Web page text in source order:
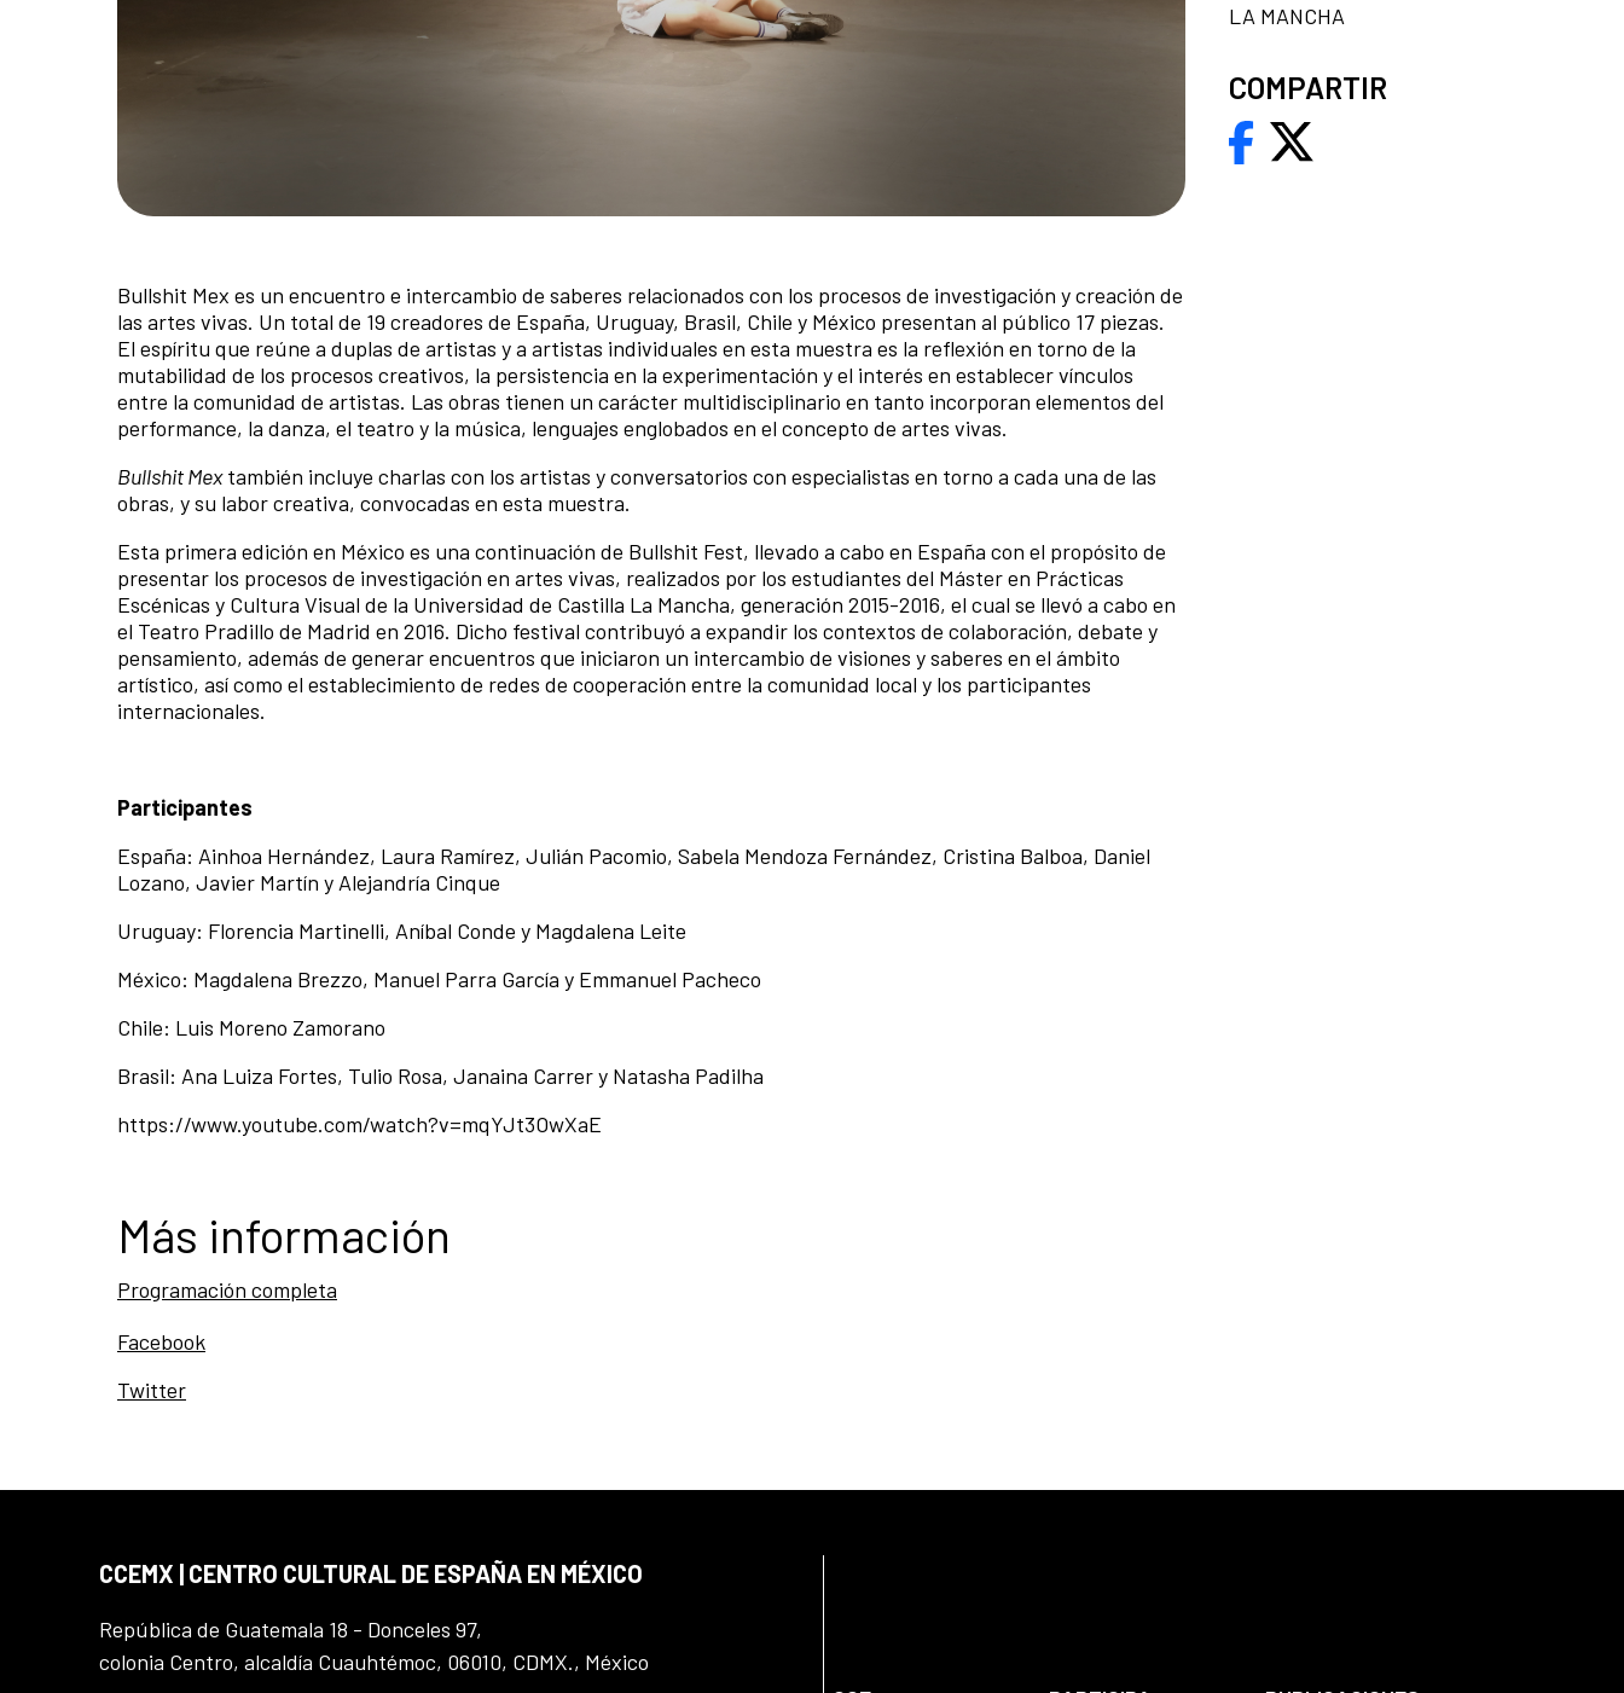
Bullshit Mex es un encuentro e intercambio de saberes relacionados con los procesos de investigación y creación de
las artes vivas. Un total de 19 creadores de España, Uruguay, Brasil, Chile y México presentan al público 17 piezas.
El espíritu que reúne a duplas de artistas y a artistas individuales en esta muestra es la reflexión en torno de la
mutabilidad de los procesos creativos, la persistencia en la experimentación y el interés en establecer vínculos
entre la comunidad de artistas. Las obras tienen un carácter multidisciplinario en tanto incorporan elementos del
performance, la danza, el teatro y la música, lenguajes englobados en el concepto de artes vivas.
Bullshit Mextambién incluye charlas con los artistas y conversatorios con especialistas en torno a cada una de las
obras, y su labor creativa, convocadas en esta muestra.
Esta primera edición en México es una continuación de Bullshit Fest, llevado a cabo en España con el propósito de
presentar los procesos de investigación en artes vivas, realizados por los estudiantes del Máster en Prácticas
Escénicas y Cultura Visual de la Universidad de Castilla La Mancha, generación 2015-2016, el cual se llevó a cabo en
el Teatro Pradillo de Madrid en 2016. Dicho festival contribuyó a expandir los contextos de colaboración, debate y
pensamiento, además de generar encuentros que iniciaron un intercambio de visiones y saberes en el ámbito
artístico, así como el establecimiento de redes de cooperación entre la comunidad local y los participantes
internacionales.
Participantes
España: Ainhoa Hernández, Laura Ramírez, Julián Pacomio, Sabela Mendoza Fernández, Cristina Balboa, Daniel
Lozano, Javier Martín y Alejandría Cinque
Uruguay: Florencia Martinelli, Aníbal Conde y Magdalena Leite
México: Magdalena Brezzo, Manuel Parra García y Emmanuel Pacheco
Chile: Luis Moreno Zamorano
Brasil: Ana Luiza Fortes, Tulio Rosa, Janaina Carrer y Natasha Padilha
https://www.youtube.com/watch?v=mqYJt3OwXaE
Más información
Programación completa
Facebook
Twitter
LA MANCHA
COMPARTIR
CCEMX | CENTRO CULTURAL DE ESPAÑA EN MÉXICO
República de Guatemala 18 - Donceles 97,
colonia Centro, alcaldía Cuauhtémoc, 06010, CDMX., México